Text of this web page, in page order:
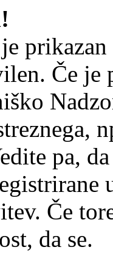
prikazan
Če
pa,
Če
da se.